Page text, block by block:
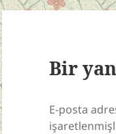
Bir
E-posta